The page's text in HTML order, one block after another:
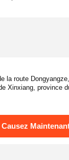
la route
Xinxiang, province
Causez